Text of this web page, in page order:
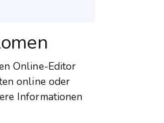
Online-Editor
online oder
Informationen